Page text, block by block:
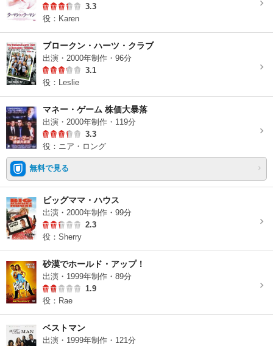
3.3
役：Karen
ブロークン・ハーツ・クラブ
出演・2000年制作・96分
3.1
役：Leslie
マネー・ゲーム 株価大暴落
出演・2000年制作・119分
3.3
役：ニア・ロング
無料で見る
ビッグママ・ハウス
出演・2000年制作・99分
2.3
役：Sherry
砂漠でホールド・アップ！
出演・1999年制作・89分
1.9
役：Rae
ベストマン
出演・1999年制作・121分